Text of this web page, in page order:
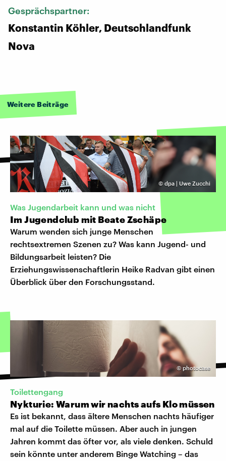
Gesprächspartner:
Konstantin Köhler, Deutschlandfunk
Nova
Weitere Beiträge
© dpa | Uwe Zucchi
Was Jugendarbeit kann und was nicht
Im Jugendclub mit Beate Zschäpe
Warum wenden sich junge Menschen
rechtsextremen Szenen zu? Was kann Jugend- und
Bildungsarbeit leisten? Die
Erziehungswissenschaftlerin Heike Radvan gibt einen
Überblick über den Forschungsstand.
© photocase
Toilettengang
Nykturie: Warum wir nachts aufs Klo müssen
Es ist bekannt, dass ältere Menschen nachts häufiger
mal auf die Toilette müssen. Aber auch in jungen
Jahren kommt das öfter vor, als viele denken. Schuld
sein könnte unter anderem Binge Watching – das